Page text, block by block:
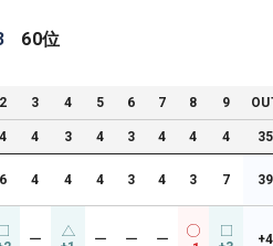
60位
2 3 4 5 6 7 8 9
4 4 3 4 3 4 4 4 35
6 4 4 4 3 4 3 7 39
ー ー ー ー +4